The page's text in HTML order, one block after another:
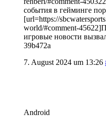
события в гейминге
[url=https://
world/#comment-
игровые новости
39b472a
7. August 2024 um 13:26
Android